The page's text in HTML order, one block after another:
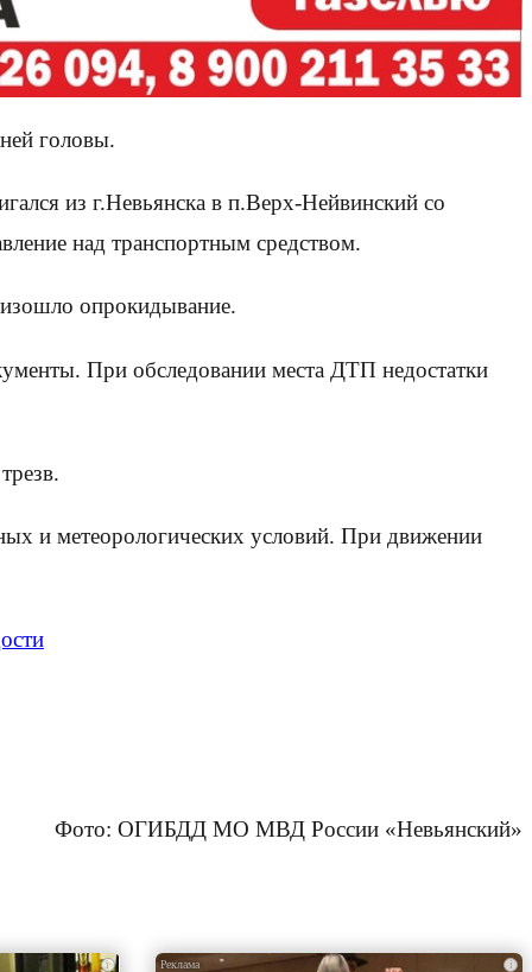
головы.
из г.Невьянска в п.Верх-Нейвинский со
над транспортным средством.
опрокидывание.
При обследовании места ДТП недостатки
и метеорологических условий. При движении
Фото: ОГИБДД МО МВД России «Невьянский»
i i